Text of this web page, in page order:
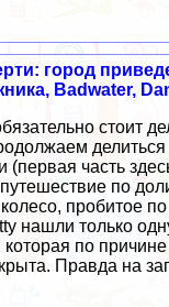
город
Badwater,
стоит
часть
по
пробитое
нашли только
по
Правда на